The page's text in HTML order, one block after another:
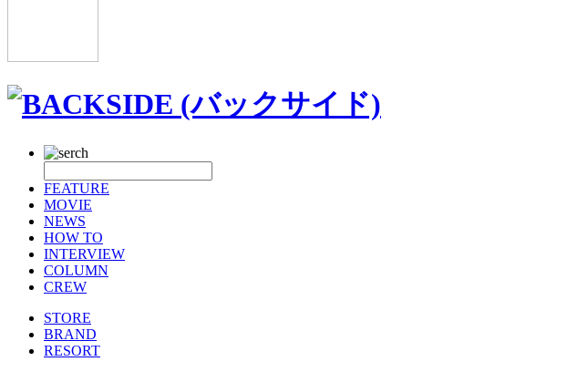
FEATURE
MOVIE
NEWS
HOW TO
INTERVIEW
COLUMN
CREW
STORE
BRAND
RESORT